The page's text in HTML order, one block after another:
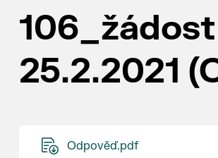
25.2.2021
Odpověď.pdf